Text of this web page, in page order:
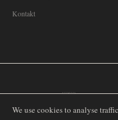
Kontakt
🌐 International🇬🇧 United
🇿🇦 South Africa🇸🇬 Singapore
We use cookies to analyse